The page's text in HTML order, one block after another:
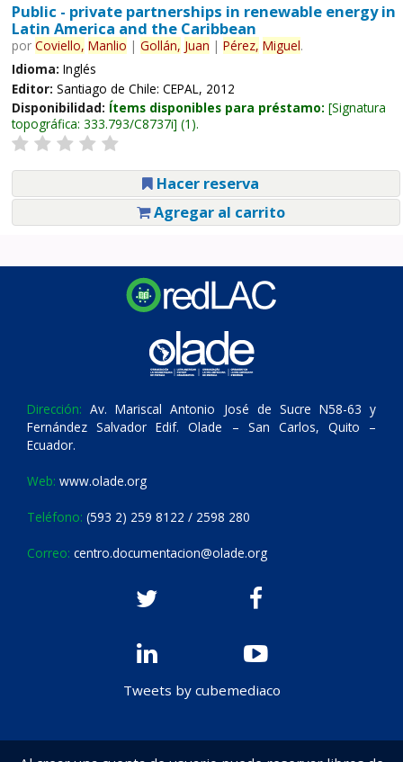
Public - private partnerships in renewable energy in
Latin America and the Caribbean
por Coviello, Manlio | Gollán, Juan | Pérez, Miguel.
Idioma: Inglés
Editor: Santiago de Chile: CEPAL, 2012
Disponibilidad: Ítems disponibles para préstamo: Signatura
topográfica: 333.793/C8737i (1).
Hacer reserva
Agregar al carrito
Dirección: Av. Mariscal Antonio José de Sucre N58-63 y
Fernández Salvador Edif. Olade – San Carlos, Quito –
Ecuador.
Web: www.olade.org
Teléfono: (593 2) 259 8122 / 2598 280
Correo: centro.documentacion@olade.org
Tweets by cubemediaco